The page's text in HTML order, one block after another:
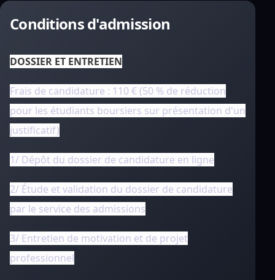
Conditions d'admission
DOSSIER ET ENTRETIEN
Frais de candidature : 110 € (50 % de réduction
pour les étudiants boursiers sur présentation d'un
justificatif)
1/ Dépôt du dossier de candidature en ligne
2/ Étude et validation du dossier de candidature
par le service des admissions
3/ Entretien de motivation et de projet
professionnel